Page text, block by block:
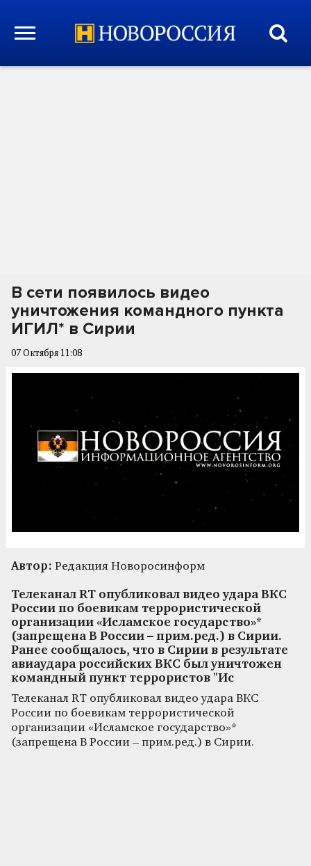
В сети появилось видео
уничтожения командного пункта
ИГИЛ* в Сирии
07 Октября 11:08
Автор: Редакция Новоросинформ
Телеканал RT опубликовал видео удара ВКС
России по боевикам террористической
организации «Исламское государство»*
(запрещена В России – прим.ред.) в Сирии.
Ранее сообщалось, что в Сирии в результате
авиаудара российских ВКС был уничтожен
командный пункт террористов "Ис
Телеканал RT опубликовал видео удара ВКС
России по боевикам террористической
организации «Исламское государство»*
(запрещена В России – прим.ред.) в Сирии.